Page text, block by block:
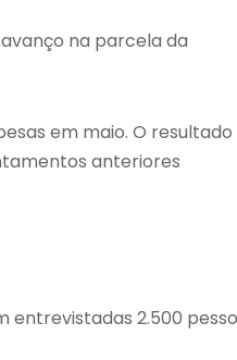
na parcela da
em maio. O resultado
anteriores
entrevistadas 2.500